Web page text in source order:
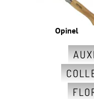
Opinel